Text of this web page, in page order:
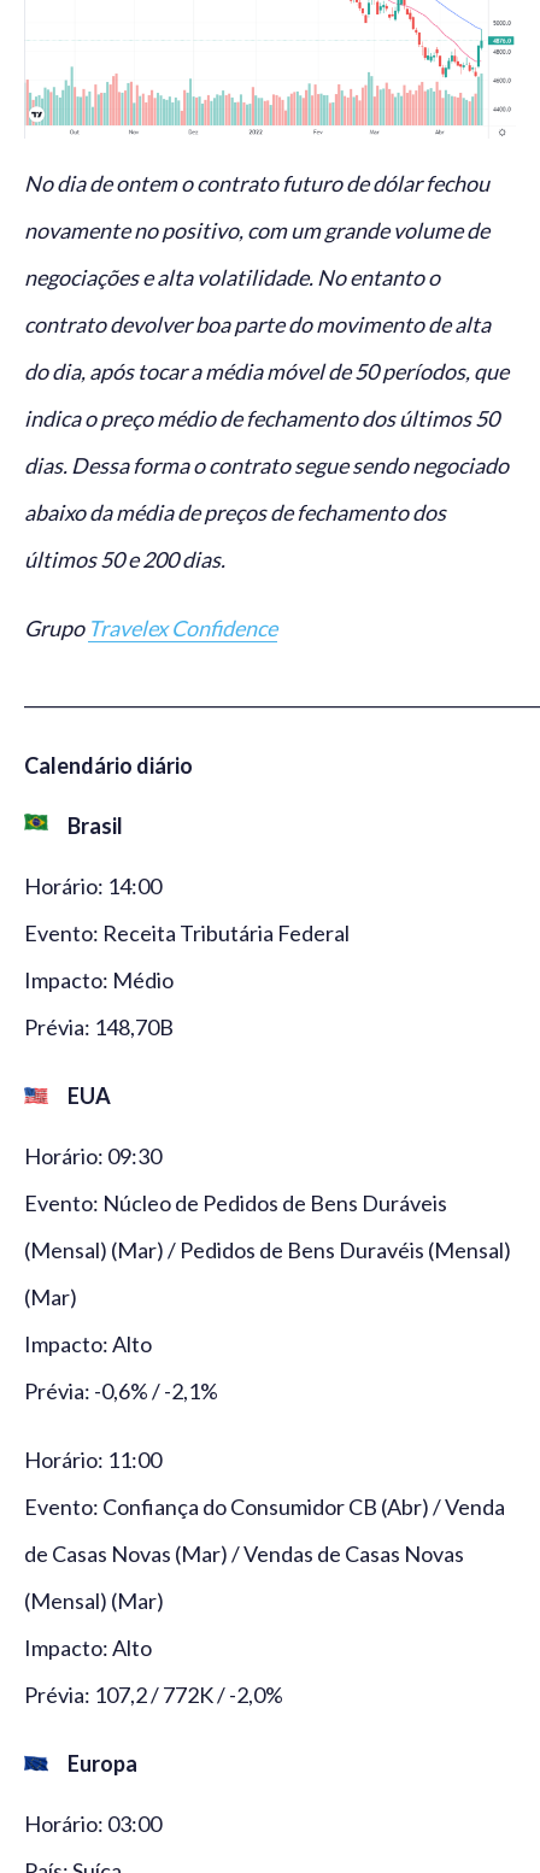
No dia de ontem o contrato futuro de dólar fechou
novamente no positivo, com um grande volume de
negociações e alta volatilidade. No entanto o
contrato devolver boa parte do movimento de alta
do dia, após tocar a média móvel de 50 períodos, que
indica o preço médio de fechamento dos últimos 50
dias. Dessa forma o contrato segue sendo negociado
abaixo da média de preços de fechamento dos
últimos 50 e 200 dias.
Grupo Travelex Confidence
Calendário diário
Brasil
Horário: 14:00
Evento: Receita Tributária Federal
Impacto: Médio
Prévia: 148,70B
EUA
Horário: 09:30
Evento: Núcleo de Pedidos de Bens Duráveis
(Mensal) (Mar) / Pedidos de Bens Duravéis (Mensal)
(Mar)
Impacto: Alto
Prévia: -0,6% / -2,1%
Horário: 11:00
Evento: Confiança do Consumidor CB (Abr) / Venda
de Casas Novas (Mar) / Vendas de Casas Novas
(Mensal) (Mar)
Impacto: Alto
Prévia: 107,2 / 772K / -2,0%
Europa
Horário: 03:00